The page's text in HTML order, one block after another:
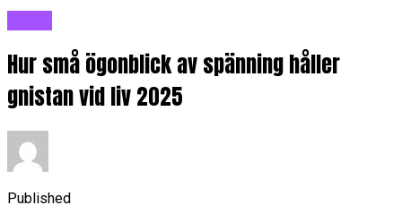
Hur små ögonblick av spänning håller
gnistan vid liv 2025
Published